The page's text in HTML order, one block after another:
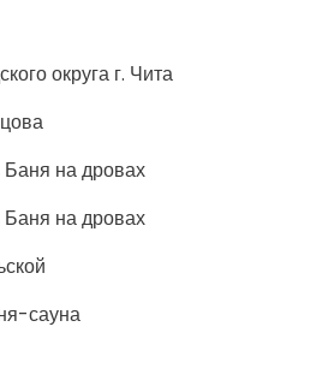
округа г. Чита
на дровах
на дровах
сауна